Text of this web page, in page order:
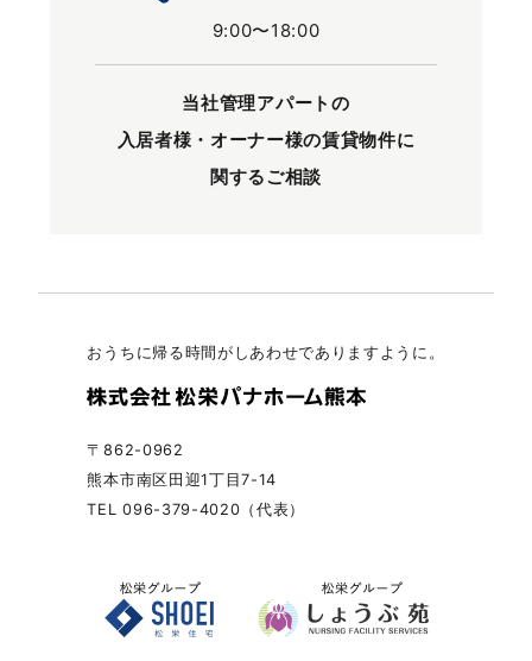
9:00〜18:00
当社管理アパートの
入居者様・オーナー様の賃貸物件に
関するご相談
おうちに帰る時間がしあわせでありますように。
〒862-0962
熊本市南区田迎1丁目7-14
TEL 096-379-4020（代表）